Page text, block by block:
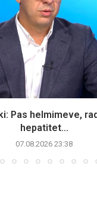
Pas helmimeve,
hepatitet...
07.08.2026 23:38